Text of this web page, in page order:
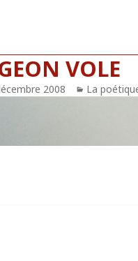
VOLE
2008 Catégories
La